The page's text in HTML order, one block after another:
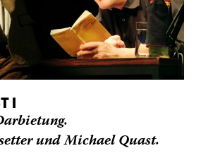
I
und Michael Quast.
Uhr